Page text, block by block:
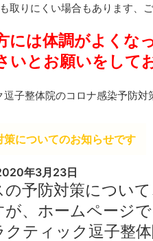
取りにくい場合もあります、ご
には体調がよくな
いとお願いをして
子整体院のコロナ感染予防対
についてのお知らせです
年3月23日
予防対策につい
、ホームページ
クティック逗子整